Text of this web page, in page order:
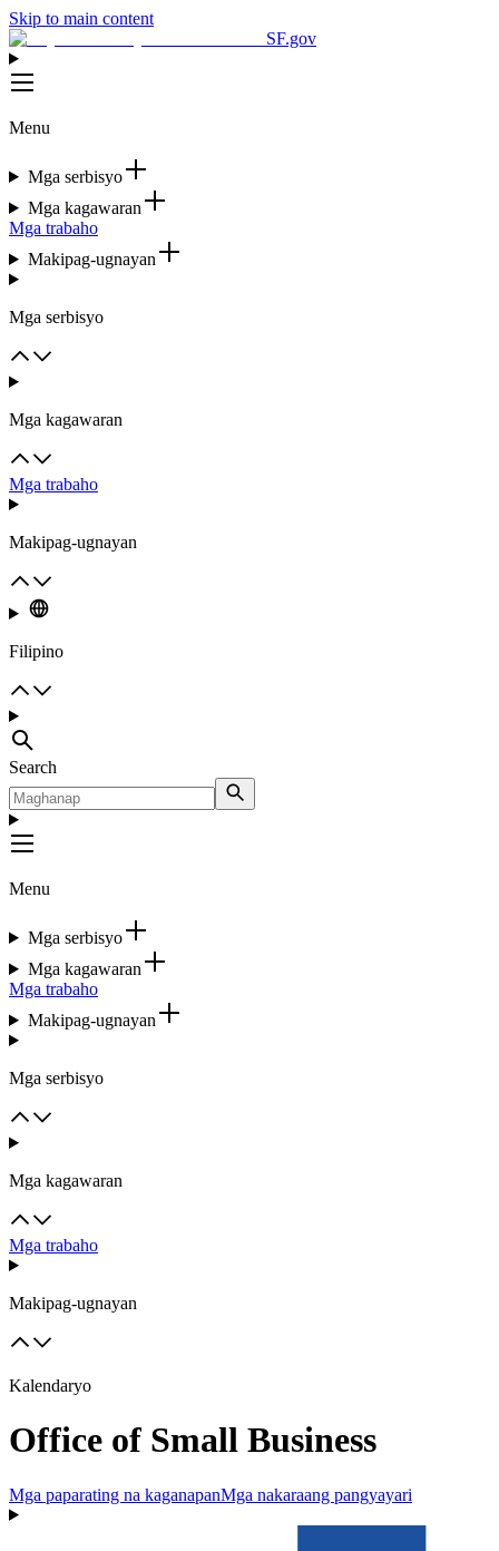
Skip to main content
SF.gov
Menu
Mga serbisyo
Mga kagawaran
Mga trabaho
Makipag-ugnayan
Mga serbisyo
Mga kagawaran
Mga trabaho
Makipag-ugnayan
Filipino
Search
Menu
Mga serbisyo
Mga kagawaran
Mga trabaho
Makipag-ugnayan
Mga serbisyo
Mga kagawaran
Mga trabaho
Makipag-ugnayan
Kalendaryo
Office of Small Business
Mga paparating na kaganapanMga nakaraang pangyayari